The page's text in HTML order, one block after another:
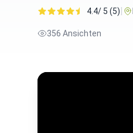
4.4/ 5 (5)|
356 Ansichten